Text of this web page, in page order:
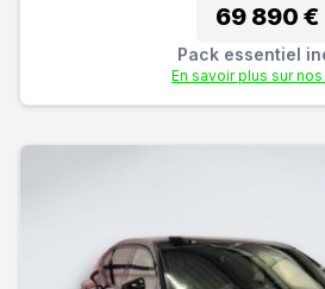
69 890 €
Pack essentiel
En savoir plus sur